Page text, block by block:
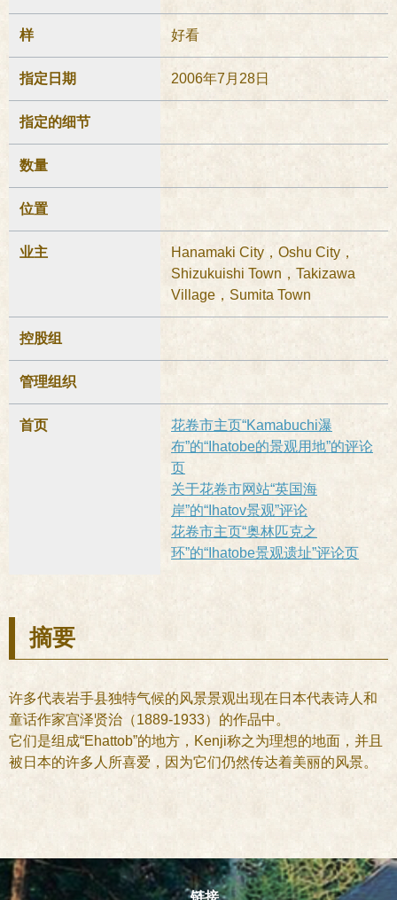
样 好看
指定日期 2006年7月28日
指定的细节
数量
位置
业主
Hanamaki City，Oshu City，
Shizukuishi Town，Takizawa
Village，Sumita Town
控股组
管理组织
首页
花卷市主页“Kamabuchi瀑
布”的“Ihatobe的景观用地”的评论
页
关于花卷市网站“英国海
岸”的“Ihatov景观”评论
花卷市主页“奥林匹克之
环”的“Ihatobe景观遗址”评论页
摘要
许多代表岩手县独特气候的风景景观出现在日本代表诗人和
童话作家宫泽贤治（1889-1933）的作品中。
它们是组成“Ehattob”的地方，Kenji称之为理想的地面，并且
被日本的许多人所喜爱，因为它们仍然传达着美丽的风景。
链接